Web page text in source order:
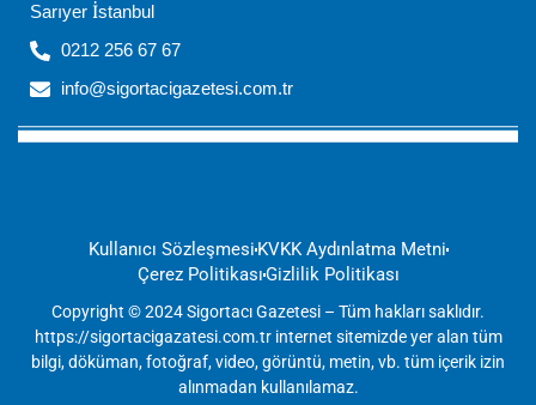
Sarıyer İstanbul
0212 256 67 67
info@sigortacigazetesi.com.tr
Kullanıcı SözleşmesiKVKK Aydınlatma Metni
Çerez PolitikasıGizlilik Politikası
Copyright © 2024 Sigortacı Gazetesi – Tüm hakları saklıdır.
https://sigortacigazatesi.com.tr internet sitemizde yer alan tüm
bilgi, döküman, fotoğraf, video, görüntü, metin, vb. tüm içerik izin
alınmadan kullanılamaz.